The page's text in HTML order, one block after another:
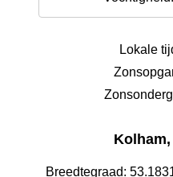
Lokale
Breedtegraad: